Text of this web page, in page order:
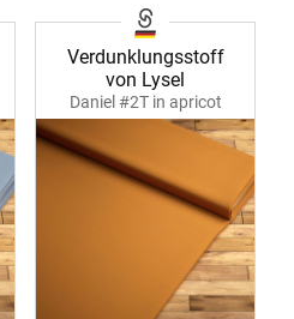
Verdunklungsstoff
von Lysel
Daniel #2T in apricot
11219